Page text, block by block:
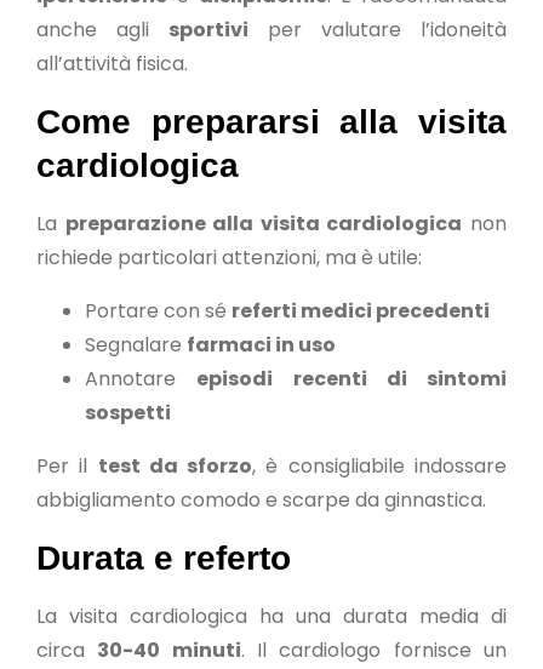
anche agli sportivi per valutare l’idoneità
all’attività fisica.
Come prepararsi alla visita
cardiologica
La preparazione alla visita cardiologica non
richiede particolari attenzioni, ma è utile:
Portare con sé referti medici precedenti
Segnalare farmaci in uso
Annotare episodi recenti di sintomi
sospetti
Per il test da sforzo, è consigliabile indossare
abbigliamento comodo e scarpe da ginnastica.
Durata e referto
La visita cardiologica ha una durata media di
circa 30-40 minuti. Il cardiologo fornisce un